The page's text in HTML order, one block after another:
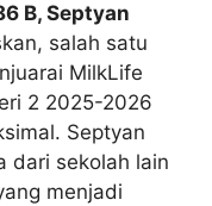
B, Septyan
salah satu
MilkLife
2 2025-2026
Septyan
dari sekolah lain
menjadi